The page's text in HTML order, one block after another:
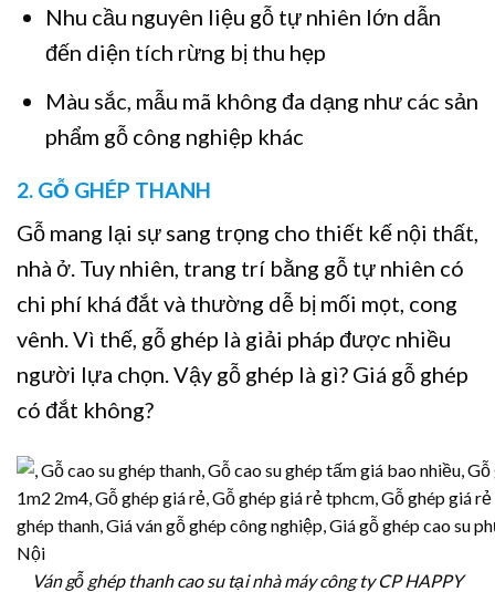
Nhu cầu nguyên liệu gỗ tự nhiên lớn dẫn
đến diện tích rừng bị thu hẹp
Màu sắc, mẫu mã không đa dạng như các sản
phẩm gỗ công nghiệp khác
2. GỖ GHÉP THANH
Gỗ mang lại sự sang trọng cho thiết kế nội thất,
nhà ở. Tuy nhiên, trang trí bằng gỗ tự nhiên có
chi phí khá đắt và thường dễ bị mối mọt, cong
vênh. Vì thế, gỗ ghép là giải pháp được nhiều
người lựa chọn. Vậy gỗ ghép là gì? Giá gỗ ghép
có đắt không?
Ván gỗ ghép thanh cao su tại nhà máy công ty CP HAPPY